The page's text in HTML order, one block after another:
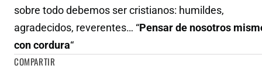
sobre todo debemos ser cristianos: humildes,
agradecidos, reverentes… “Pensar de nosotros
con cordura“
COMPARTIR